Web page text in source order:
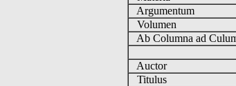
Argumentum
Volumen
Ab Columna ad
Auctor
Titulus